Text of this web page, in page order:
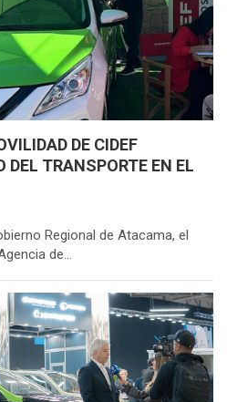
DE CIDEF
DEL TRANSPORTE EN EL
Regional de Atacama, el
de…